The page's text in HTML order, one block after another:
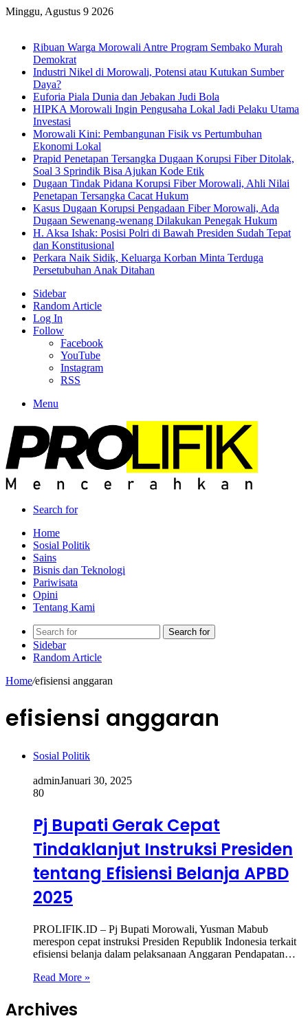
Minggu, Agustus 9 2026
Ribuan Warga Morowali Antre Program Sembako Murah
Demokrat
Industri Nikel di Morowali, Potensi atau Kutukan Sumber
Daya?
Euforia Piala Dunia dan Jebakan Judi Bola
HIPKA Morowali Ingin Pengusaha Lokal Jadi Pelaku Utama
Investasi
Morowali Kini: Pembangunan Fisik vs Pertumbuhan
Ekonomi Lokal
Prapid Penetapan Tersangka Dugaan Korupsi Fiber Ditolak,
Soal 3 Sprindik Bisa Ajukan Kode Etik
Dugaan Tindak Pidana Korupsi Fiber Morowali, Ahli Nilai
Penetapan Tersangka Cacat Hukum
Kasus Dugaan Korupsi Pengadaan Fiber Morowali, Ada
Dugaan Sewenang-wenang Dilakukan Penegak Hukum
H. Aksa Ishak: Posisi Polri di Bawah Presiden Sudah Tepat
dan Konstitusional
Perkara Naik Sidik, Keluarga Korban Minta Terduga
Persetubuhan Anak Ditahan
Sidebar
Random Article
Log In
Follow
Facebook
YouTube
Instagram
RSS
Menu
Search for
Home
Sosial Politik
Sains
Bisnis dan Teknologi
Pariwisata
Opini
Tentang Kami
Search for
Sidebar
Random Article
Home/efisiensi anggaran
efisiensi anggaran
Sosial Politik
adminJanuari 30, 2025
80
Pj Bupati Gerak Cepat
Tindaklanjut Instruksi Presiden
tentang Efisiensi Belanja APBD
2025
PROLIFIK.ID – Pj Bupati Morowali, Yusman Mabub
merespon cepat instruksi Presiden Republik Indonesia terkait
efisiensi belanja dalam pelaksanaan Anggaran Pendapatan…
Read More »
Archives